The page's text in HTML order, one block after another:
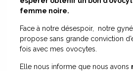
femme noire.
Face à notre désespoir, notre
propose sans grande conviction
fois avec mes ovocytes.
Elle nous informe que nous avons